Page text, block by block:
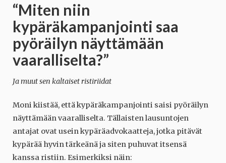
“Miten niin
kypäräkampanjointi saa
pyöräilyn näyttämään
vaaralliselta?”
Ja muut sen kaltaiset ristiriidat
Moni kiistää, että kypäräkampanjointi saisi pyöräilyn
näyttämään vaaralliselta. Tällaisten lausuntojen
antajat ovat usein kypäräadvokaatteja, jotka pitävät
kypärää hyvin tärkeänä ja siten puhuvat itsensä
kanssa ristiin. Esimerkiksi näin: